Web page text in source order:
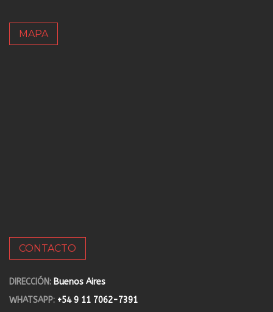
MAPA
CONTACTO
DIRECCIÓN: Buenos Aires
WHATSAPP: +54 9 11 7062-7391